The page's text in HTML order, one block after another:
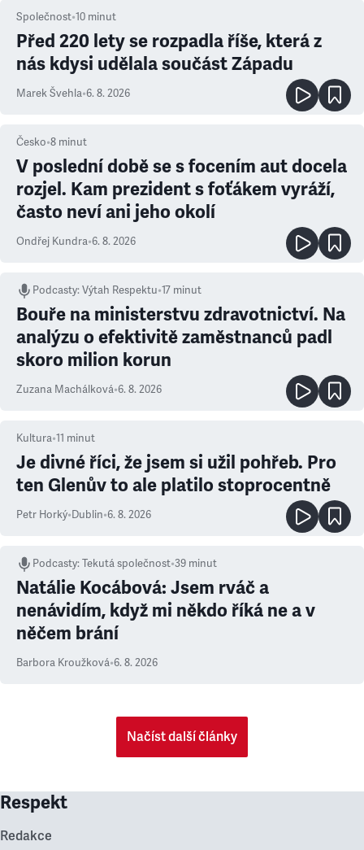
Společnost•10 minut
Před 220 lety se rozpadla říše, která z
nás kdysi udělala součást Západu
Marek Švehla•6. 8. 2026
Česko•8 minut
V poslední době se s focením aut docela
rozjel. Kam prezident s foťákem vyráží,
často neví ani jeho okolí
Ondřej Kundra•6. 8. 2026
Podcasty:Výtah Respektu•17 minut
Bouře na ministerstvu zdravotnictví. Na
analýzu o efektivitě zaměstnanců padl
skoro milion korun
Zuzana Machálková•6. 8. 2026
Kultura•11 minut
Je divné říci, že jsem si užil pohřeb. Pro
ten Glenův to ale platilo stoprocentně
Petr Horký•Dublin•6. 8. 2026
Podcasty:Tekutá společnost•39 minut
Natálie Kocábová: Jsem rváč a
nenávidím, když mi někdo říká ne a v
něčem brání
Barbora Kroužková•6. 8. 2026
Načíst další články
Respekt
Redakce